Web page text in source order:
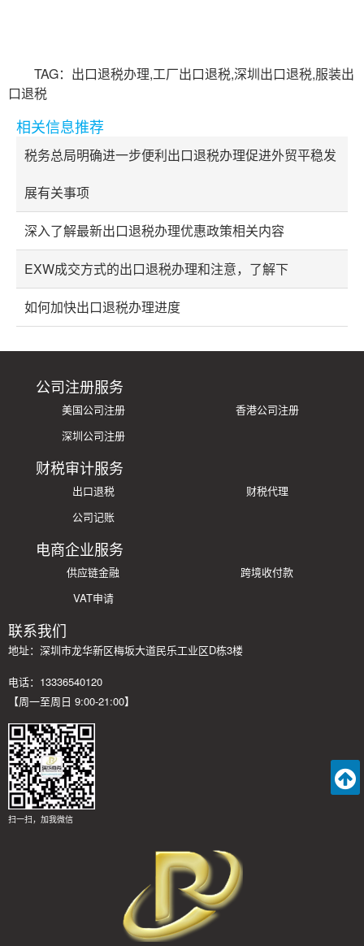
TAG：出口退税办理,工厂出口退税,深圳出口退税,服装出
口退税
相关信息推荐
税务总局明确进一步便利出口退税办理促进外贸平稳发
展有关事项
深入了解最新出口退税办理优惠政策相关内容
EXW成交方式的出口退税办理和注意，了解下
如何加快出口退税办理进度
公司注册服务
美国公司注册
香港公司注册
深圳公司注册
财税审计服务
出口退税
财税代理
公司记账
电商企业服务
供应链金融
跨境收付款
VAT申请
联系我们
地址：深圳市龙华新区梅坂大道民乐工业区D栋3楼
电话：13336540120
【周一至周日 9:00-21:00】
扫一扫，加我微信